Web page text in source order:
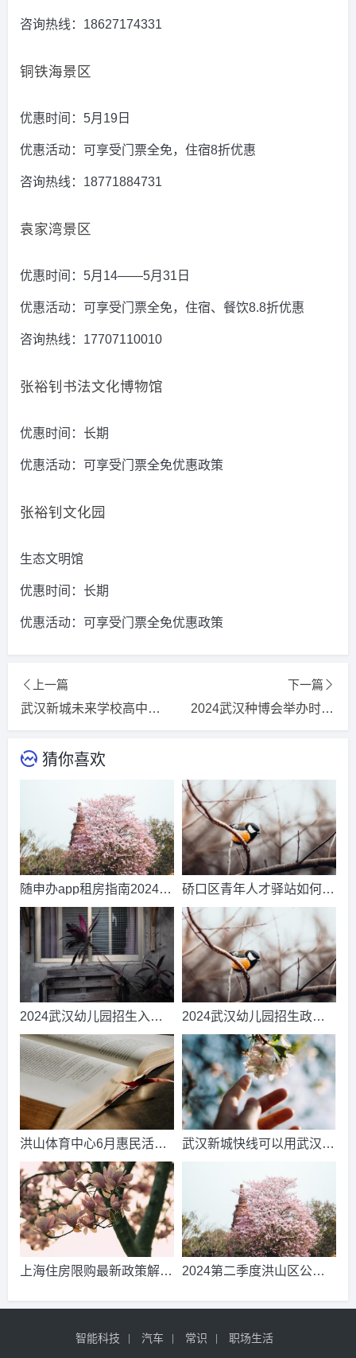
咨询热线：18627174331
铜铁海景区
优惠时间：5月19日
优惠活动：可享受门票全免，住宿8折优惠
咨询热线：18771884731
袁家湾景区
优惠时间：5月14——5月31日
优惠活动：可享受门票全免，住宿、餐饮8.8折优惠
咨询热线：17707110010
张裕钊书法文化博物馆
优惠时间：长期
优惠活动：可享受门票全免优惠政策
张裕钊文化园
生态文明馆
优惠时间：长期
优惠活动：可享受门票全免优惠政策
上一篇
武汉新城未来学校高中部怎么样-头条内容
下一篇
2024武汉种博会举办时间及地点2024更新/推荐
猜你喜欢
随申办app租房指南202420
24今日/推荐
硚口区青年人才驿站如何申
请入住20242024更新/推荐
2024武汉幼儿园招生入园
日程安排表
2024武汉幼儿园招生政策
(招生时间+招生条件)2024
更新/推荐
洪山体育中心6月惠民活动
一览知识解答
武汉新城快线可以用武汉通
上海住房限购最新政策解读
2024第二季度洪山区公租
智能科技 汽车 常识 职场生活